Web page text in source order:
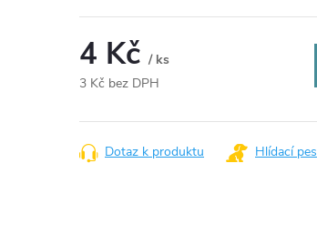
4 Kč / ks
3 Kč bez DPH
cena:
Dotaz k produktu Hlídací pes